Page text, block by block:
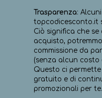
Trasparenza:
topcodicesconto.it
Ciò significa che
acquisto,
commissione da
(senza alcun costo
Questo ci
gratuito e di
promozionali per te.